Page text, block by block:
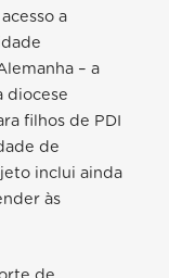
a
– a
diocese
filhos de PDI
de
inclui ainda
às